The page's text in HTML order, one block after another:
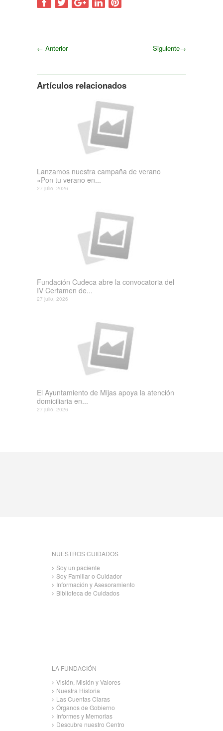
← Anterior Siguiente→
Artículos relacionados
Lanzamos nuestra campaña de verano
«Pon tu verano en...
27 julio, 2026
Fundación Cudeca abre la convocatoria del
IV Certamen de...
27 julio, 2026
El Ayuntamiento de Mijas apoya la atención
domiciliaria en...
27 julio, 2026
NUESTROS CUIDADOS
Soy un paciente
Soy Familiar o Cuidador
Información y Asesoramiento
Biblioteca de Cuidados
LA FUNDACIÓN
Visión, Misión y Valores
Nuestra Historia
Las Cuentas Claras
Órganos de Gobierno
Informes y Memorias
Descubre nuestro Centro